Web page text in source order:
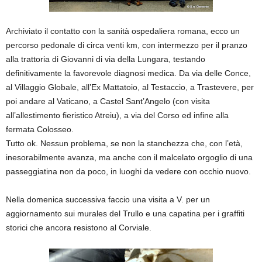
Archiviato il contatto con la sanità ospedaliera romana, ecco un
percorso pedonale di circa venti km, con intermezzo per il pranzo
alla trattoria di Giovanni di via della Lungara, testando
definitivamente la favorevole diagnosi medica. Da via delle Conce,
al Villaggio Globale, all’Ex Mattatoio, al Testaccio, a Trastevere, per
poi andare al Vaticano, a Castel Sant’Angelo (con visita
all’allestimento fieristico Atreiu), a via del Corso ed infine alla
fermata Colosseo.
Tutto ok. Nessun problema, se non la stanchezza che, con l’età,
inesorabilmente avanza, ma anche con il malcelato orgoglio di una
passeggiatina non da poco, in luoghi da vedere con occhio nuovo.
Nella domenica successiva faccio una visita a V. per un
aggiornamento sui murales del Trullo e una capatina per i graffiti
storici che ancora resistono al Corviale.